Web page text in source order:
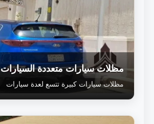
مظلات سيارات متعددة السيارات
مظلات سيارات كبيرة تتسع لعدة سيارات